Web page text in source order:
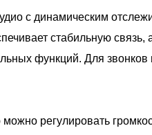
с динамическим
стабильную связь,
функций. Для звонков
регулировать